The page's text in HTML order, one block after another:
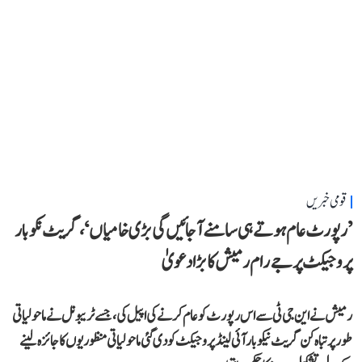
قومی خبریں
’رپورٹ عام ہوتے ہی سامنے آ جائیں گی بڑی خامیاں‘، گریٹ نکوبار
پروجیکٹ پر جے رام رمیش کا بڑا دعویٰ
رمیش نے این جی ٹی سے اس رپورٹ کو عام کرنے کی اپیل کی، جسے ٹریبونل نے ماحولیاتی
طور پر تباہ کن گریٹ نیکوبار آئی لینڈ پروجیکٹ کو دی گئی ماحولیاتی منظوریوں کا جائزہ لینے